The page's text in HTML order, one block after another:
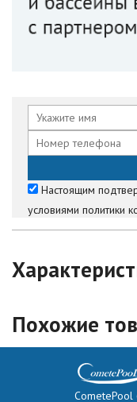
Настоящим
условиями политики
Похожие